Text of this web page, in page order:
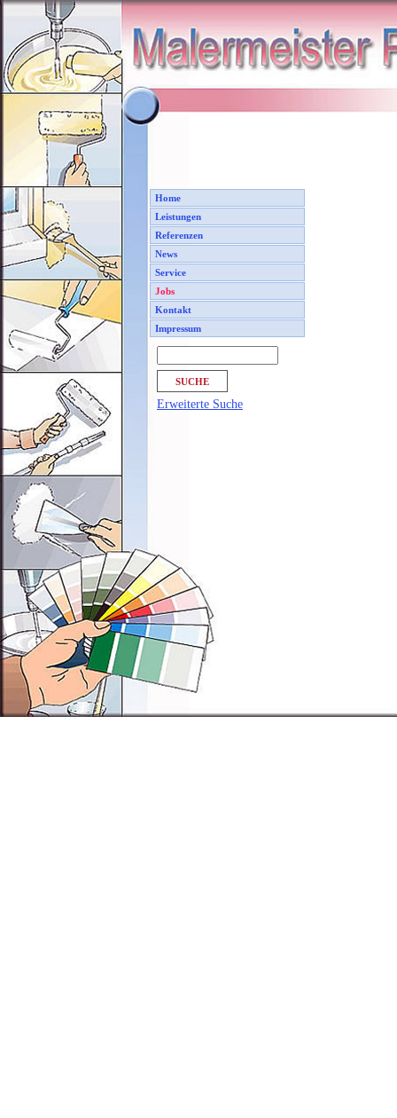
Home
Leistungen
Referenzen
News
Service
Jobs
Kontakt
Impressum
Erweiterte Suche